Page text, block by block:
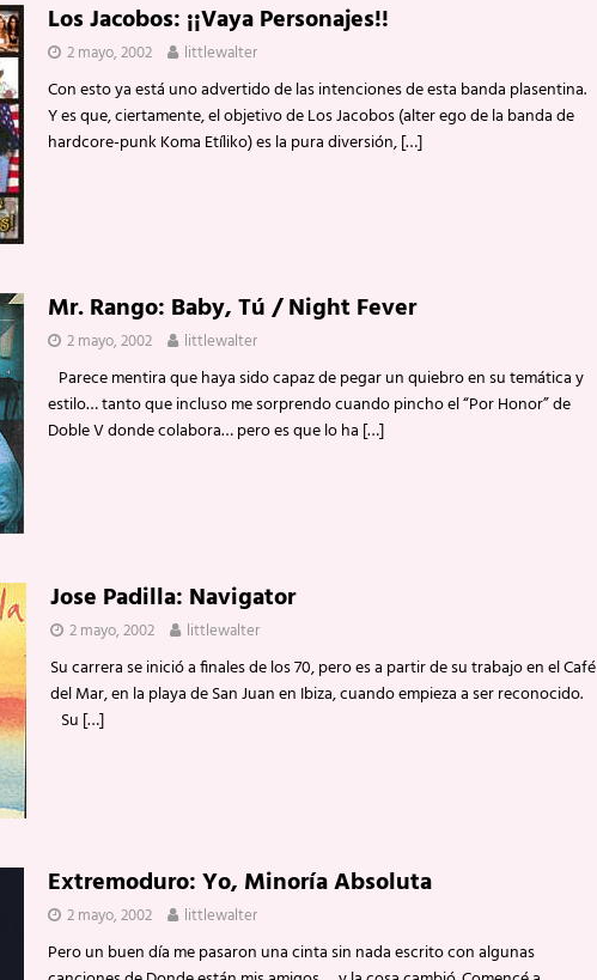
Los Jacobos: ¡¡Vaya Personajes!!
2 mayo, 2002 littlewalter
Con esto ya está uno advertido de las intenciones de esta banda plasentina.
Y es que, ciertamente, el objetivo de Los Jacobos (alter ego de la banda de
hardcore-punk Koma Etíliko) es la pura diversión,[…]
Mr. Rango: Baby, Tú / Night Fever
2 mayo, 2002 littlewalter
Parece mentira que haya sido capaz de pegar un quiebro en su temática y
estilo… tanto que incluso me sorprendo cuando pincho el “Por Honor” de
Doble V donde colabora… pero es que lo ha […]
Jose Padilla: Navigator
2 mayo, 2002 littlewalter
Su carrera se inició a finales de los 70, pero es a partir de su trabajo en el Café
del Mar, en la playa de San Juan en Ibiza, cuando empieza a ser reconocido.
Su […]
Extremoduro: Yo, Minoría Absoluta
2 mayo, 2002 littlewalter
Pero un buen día me pasaron una cinta sin nada escrito con algunas